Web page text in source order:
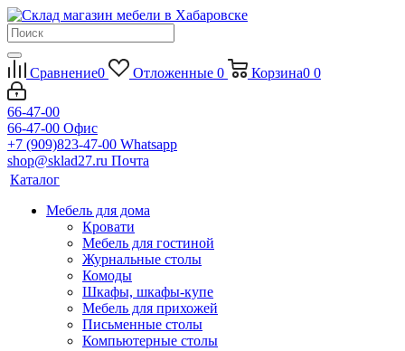
Сравнение0 Отложенные 0 Корзина0 0
66-47-00
66-47-00 Офис
+7 (909)823-47-00 Whatsapp
shop@sklad27.ru Почта
Каталог
Мебель для дома
Кровати
Мебель для гостиной
Журнальные столы
Комоды
Шкафы, шкафы-купе
Мебель для прихожей
Письменные столы
Компьютерные столы